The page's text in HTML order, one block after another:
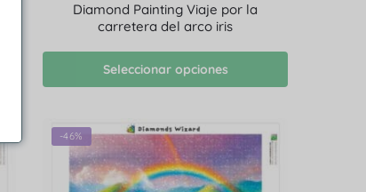
Diamond Painting Viaje por la
carretera del arco iris
Seleccionar opciones
-46%